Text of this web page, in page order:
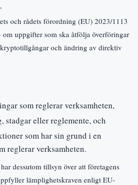
och rådets förordning (EU) 2023/1113
om uppgifter som ska åtfölja överföringar
och ändring av direktiv
som reglerar verksamheten,
stadgar eller reglemente, och
som har sin grund i en
reglerar verksamheten.
dessutom tillsyn över att företagens
lämplighetskraven enligt EU-